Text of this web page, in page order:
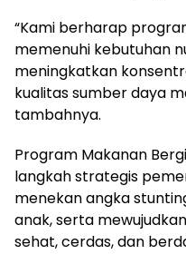
“Kami berharap
memenuhi kebutuhan
meningkatkan
kualitas sumber daya
tambahnya.
Program Makanan
langkah strategis
menekan angka
anak, serta
sehat, cerdas, dan